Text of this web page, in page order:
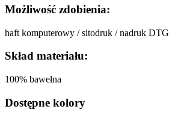
Możliwość zdobienia:
haft komputerowy / sitodruk / nadruk DTG
Skład materiału:
100% bawełna
Dostępne kolory